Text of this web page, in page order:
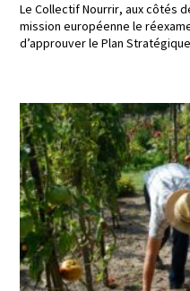
Le Col­lec­tif Nour­rir, aux côtés
mis­sion européennele
d’approuver le Plan